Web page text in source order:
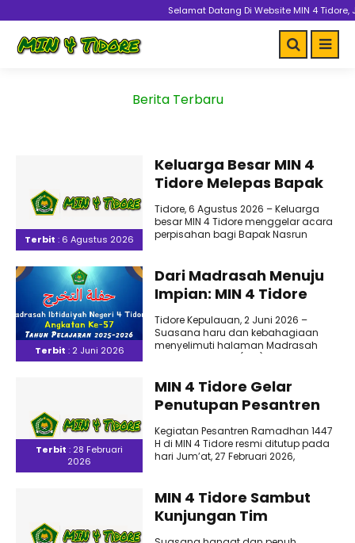
Selamat Datang Di Website MIN 4 Tidore,
Berita Terbaru
Terbit : 6 Agustus 2026
Keluarga Besar MIN 4
Tidore Melepas Bapak
Nasrun Majojo, S.Pd.I
dengan Penuh Haru
Tidore, 6 Agustus 2026 – Keluarga
besar MIN 4 Tidore menggelar acara
perpisahan bagi Bapak Nasrun
Terbit : 2 Juni 2026
Dari Madrasah Menuju
Impian: MIN 4 Tidore
Umumkan Kelulusan
Melalui Link Digital dan
Animasi AI Cita-Cita
Tidore Kepulauan, 2 Juni 2026 –
Suasana haru dan kebahagiaan
menyelimuti halaman Madrasah
Ibtidaiyah Negeri (MIN) 4 Tidore
Terbit : 28 Februari
2026
MIN 4 Tidore Gelar
Penutupan Pesantren
Ramadhan 1447 H
dengan Khidmat dan
Penuh Kebersamaan
Kegiatan Pesantren Ramadhan 1447
H di MIN 4 Tidore resmi ditutup pada
hari Jum’at, 27 Februari 2026,
MIN 4 Tidore Sambut
Kunjungan Tim
Monitoring Pendis